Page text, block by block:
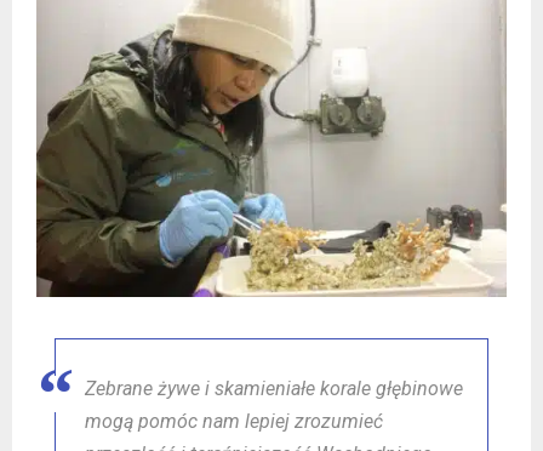
Zebrane żywe i skamieniałe korale głębinowe
mogą pomóc nam lepiej zrozumieć